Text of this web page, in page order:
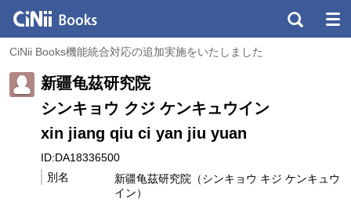
CiNii Books機能統合対応の追加実施をいたしました
新疆龟茲研究院
シンキョウ クジ ケンキュウイン
xin jiang qiu ci yan jiu yuan
ID:DA18336500
別名
新疆龟茲研究院（シンキョウ キジ ケンキュウ
イン）